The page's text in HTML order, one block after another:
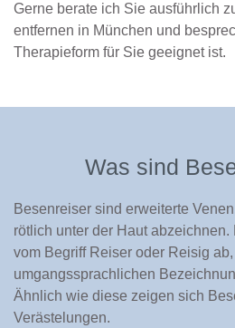
Gerne berate ich Sie ausführlich
entfernen in München und
Therapieform für Sie geeignet ist.
Was sind
Besenreiser sind erweiterte
rötlich unter der Haut abzeichnen.
vom Begriff Reiser oder Reisig
umgangssprachlichen
Ähnlich wie diese zeigen sich
Verästelungen.